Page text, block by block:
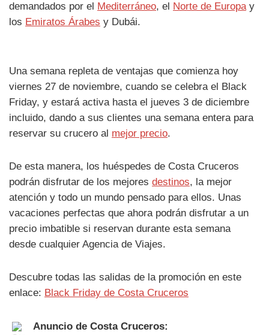
demandados por el Mediterráneo, el Norte de Europay
los Emiratos Árabes y Dubái.
Una semana repleta de ventajas que comienza hoy
viernes 27 de noviembre, cuando se celebra el Black
Friday, y estará activa hasta el jueves 3 de diciembre
incluido, dando a sus clientes una semana entera para
reservar su crucero al mejor precio.
De esta manera, los huéspedes de Costa Cruceros
podrán disfrutar de los mejores destinos, la mejor
atención y todo un mundo pensado para ellos. Unas
vacaciones perfectas que ahora podrán disfrutar a un
precio imbatible si reservan durante esta semana
desde cualquier Agencia de Viajes.
Descubre todas las salidas de la promoción en este
enlace: Black Friday de Costa Cruceros
Anuncio de Costa Cruceros: